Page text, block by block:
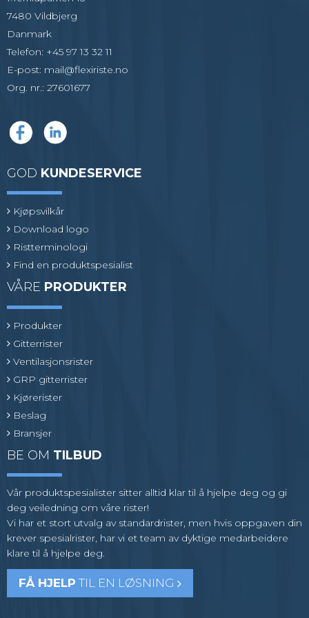
7480 Vildbjerg
Danmark
Telefon: +45 97 13 32 11
E-post: mail@flexiriste.no
Org. nr.: 27601677
GOD KUNDESERVICE
Kjøpsvilkår
Download logo
Ristterminologi
Find en produktspesialist
VÅRE PRODUKTER
Produkter
Gitterrister
Ventilasjonsrister
GRP gitterrister
Kjørerister
Beslag
Bransjer
BE OM TILBUD
Vår produktspesialister sitter alltid klar til å hjelpe deg og gi
deg veiledning om våre rister!
Vi har et stort utvalg av standardrister, men hvis oppgaven din
krever spesialrister, har vi et team av dyktige medarbeidere
klare til å hjelpe deg.
FÅ HJELP TIL EN LØSNING